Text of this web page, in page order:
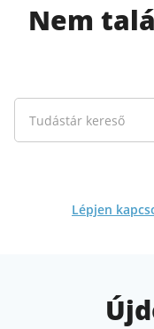
Nem
Tudástár kereső
Lépjen